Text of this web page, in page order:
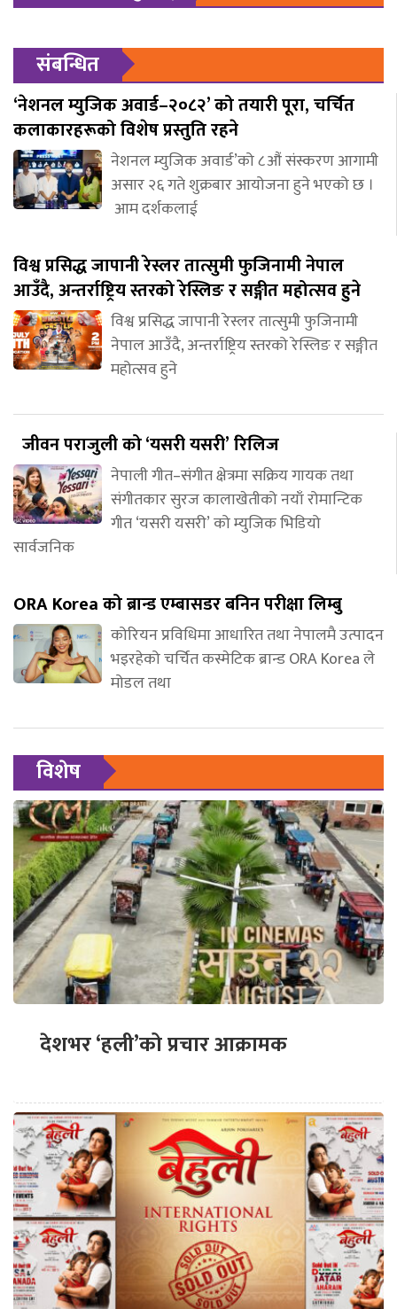
संबन्धित
‘नेशनल म्युजिक अवार्ड–२०८२’ को तयारी पूरा, चर्चित
कलाकारहरूको विशेष प्रस्तुति रहने
नेशनल म्युजिक अवार्ड’को ८औं संस्करण आगामी
असार २६ गते शुक्रबार आयोजना हुने भएको छ ।
आम दर्शकलाई
विश्व प्रसिद्ध जापानी रेस्लर तात्सुमी फुजिनामी नेपाल
आउँदै, अन्तर्राष्ट्रिय स्तरको रेस्लिङ र सङ्गीत महोत्सव हुने
विश्व प्रसिद्ध जापानी रेस्लर तात्सुमी फुजिनामी
नेपाल आउँदै, अन्तर्राष्ट्रिय स्तरको रेस्लिङ र सङ्गीत
महोत्सव हुने
जीवन पराजुली को ‘यसरी यसरी’ रिलिज
नेपाली गीत–संगीत क्षेत्रमा सक्रिय गायक तथा
संगीतकार सुरज कालाखेतीको नयाँ रोमान्टिक
गीत ‘यसरी यसरी’ को म्युजिक भिडियो
सार्वजनिक
ORA Korea को ब्रान्ड एम्बासडर बनिन परीक्षा लिम्बु
कोरियन प्रविधिमा आधारित तथा नेपालमै उत्पादन
भइरहेको चर्चित कस्मेटिक ब्रान्ड ORA Korea ले
मोडल तथा
विशेष
देशभर ‘हली’को प्रचार आक्रामक